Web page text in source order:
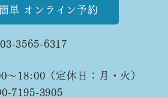
お問い合わせはこちら
03-3565-6317
〜18:00（定休日：月・火）
7195-3905
単 オンライン予約